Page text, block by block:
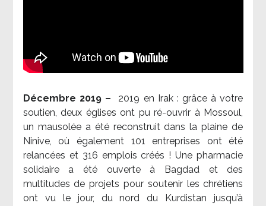
Décembre 2019 – 2019 en Irak : grâce à votre
soutien, deux églises ont pu ré-ouvrir à Mossoul,
un mausolée a été reconstruit dans la plaine de
Ninive, où également 101 entreprises ont été
relancées et 316 emplois créés ! Une pharmacie
solidaire a été ouverte à Bagdad et des
multitudes de projets pour soutenir les chrétiens
ont vu le jour, du nord du Kurdistan jusqu’à